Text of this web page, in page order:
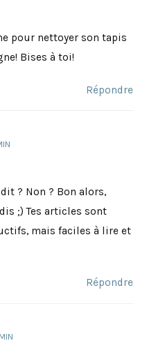
pour nettoyer son tapis
Bises à toi!
Répondre
? Non ? Bon alors,
;) Tes articles sont
mais faciles à lire et
Répondre